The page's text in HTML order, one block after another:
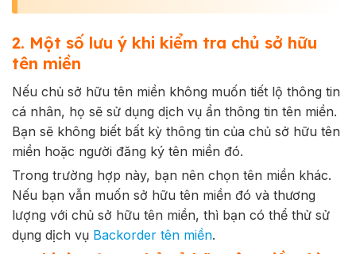
2. Một số lưu ý khi kiểm tra chủ sở hữu
tên miền
Nếu chủ sở hữu tên miền không muốn tiết lộ thông tin
cá nhân, họ sẽ sử dụng dịch vụ ẩn thông tin tên miền.
Bạn sẽ không biết bất kỳ thông tin của chủ sở hữu tên
miền hoặc người đăng ký tên miền đó.
Trong trường hợp này, bạn nên chọn tên miền khác.
Nếu bạn vẫn muốn sở hữu tên miền đó và thương
lượng với chủ sở hữu tên miền, thì bạn có thể thử sử
dụng dịch vụ Backorder tên miền.